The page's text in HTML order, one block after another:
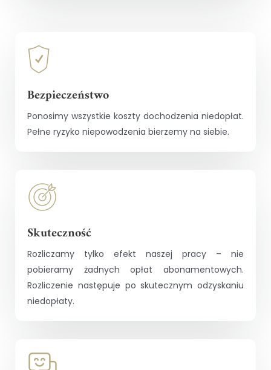
Bezpieczeństwo
Ponosimy wszystkie koszty dochodzenia niedopłat.
Pełne ryzyko niepowodzenia bierzemy na siebie.
Skuteczność
Rozliczamy tylko efekt naszej pracy – nie
pobieramy żadnych opłat abonamentowych.
Rozliczenie następuje po skutecznym odzyskaniu
niedopłaty.